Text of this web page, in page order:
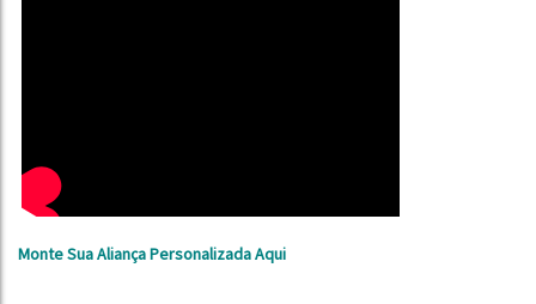
Monte Sua Aliança Personalizada Aqui